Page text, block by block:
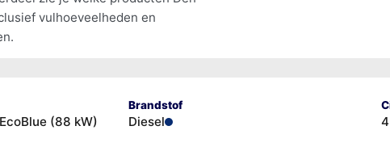
vulhoeveelheden en
(88 kW)
Brandstof
Diesel 4